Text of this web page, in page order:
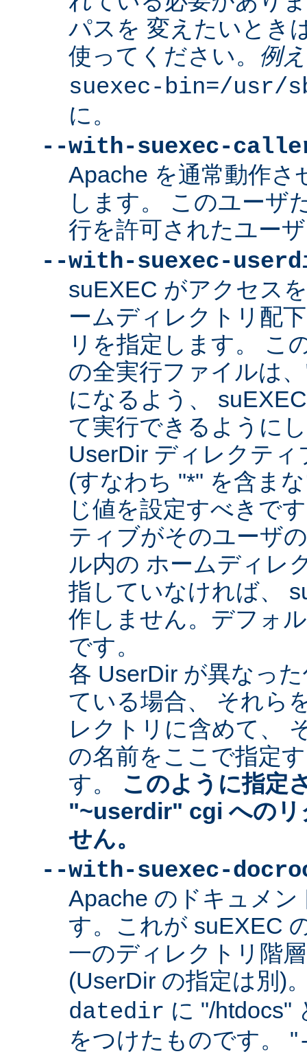
パスを 変えたいとき
使ってください。 例
suexec-bin=/usr/
に。
--with-suexec-
Apache を通常動作さ
します。 このユーザ
行を許可されたユー
--with-suexec-
suEXEC がアクセス
ームディレクトリ配
リを指定します。 こ
の全実行ファイルは
になるよう、
て実行できるように
UserDir ディレクテ
(すなわち "*" を含ま
じ値を設定すべきで
ティブがそのユーザ
ル内の ホームディレ
指していなければ、
作しません。デフォ
です。
各 UserDir が異なっ
ている場合、 それら
レクトリに含めて、
の名前をここで指定
す。 このように指定
"~userdir" cgi へのリ
せん。
--with-suexec-
Apache のドキュメ
す。これが suEXEC
一のディレクトリ階
(UserDir の指定は別)
datedir に "/htdocs"
をつけたものです。 "